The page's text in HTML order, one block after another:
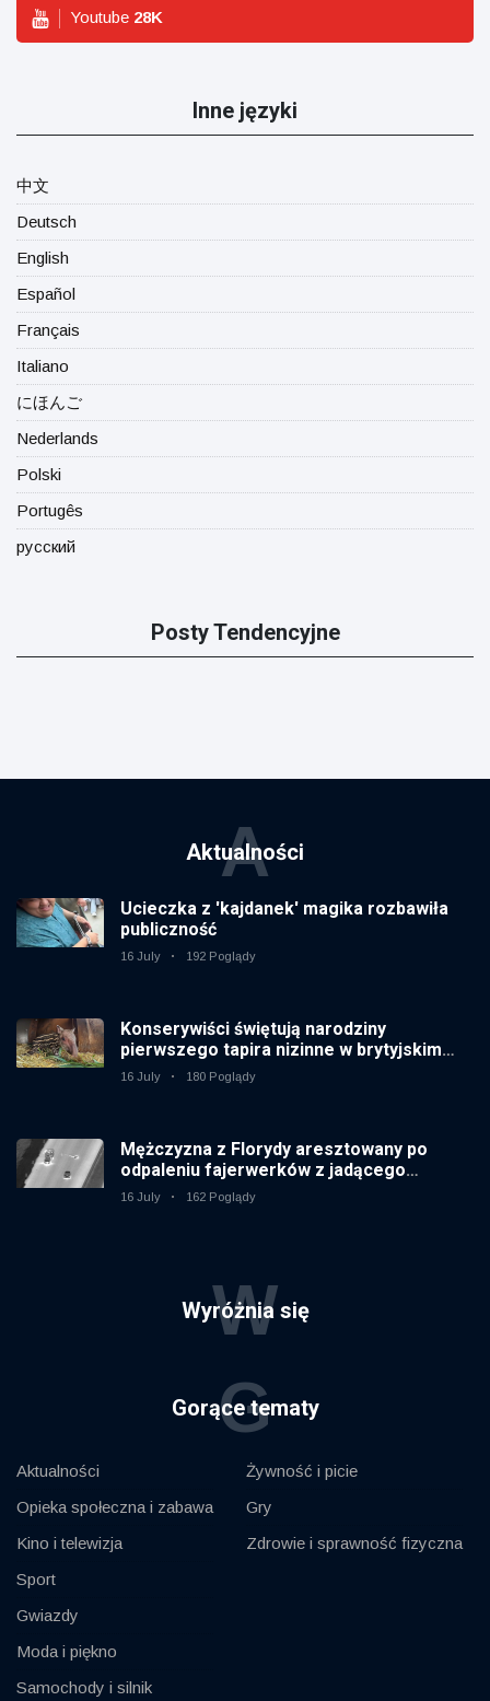
Youtube 28K
Inne języki
中文
Deutsch
English
Español
Français
Italiano
にほんご
Nederlands
Polski
Portugês
русский
Posty Tendencyjne
Aktualności
A
Ucieczka z 'kajdanek' magika rozbawiła
publiczność
16 July 192 Poglądy
Konserywiści świętują narodziny
pierwszego tapira nizinne w brytyjskim
zoo od 14 lat
16 July 180 Poglądy
Mężczyzna z Florydy aresztowany po
odpaleniu fajerwerków z jadącego
samochodu
16 July 162 Poglądy
Wyróżnia się
W
Gorące tematy
G
Aktualności
Opieka społeczna i zabawa
Kino i telewizja
Sport
Gwiazdy
Moda i piękno
Samochody i silnik
Żywność i picie
Gry
Zdrowie i sprawność fizyczna